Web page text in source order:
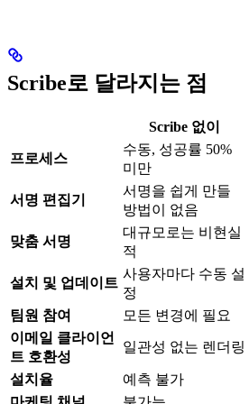
Scribe로 달라지는 점
Scribe 없이
프로세스
수동, 성공률 50%
미만
서명 편집기
서명을 쉽게 만들
방법이 없음
맞춤 서명
대규모로는 비현실
적
설치 및 업데이트
사용자마다 수동 설
정
팀원 참여 모든 변경에 필요
이메일 클라이언
트 호환성
일관성 없는 렌더링
설치율
예측 불가